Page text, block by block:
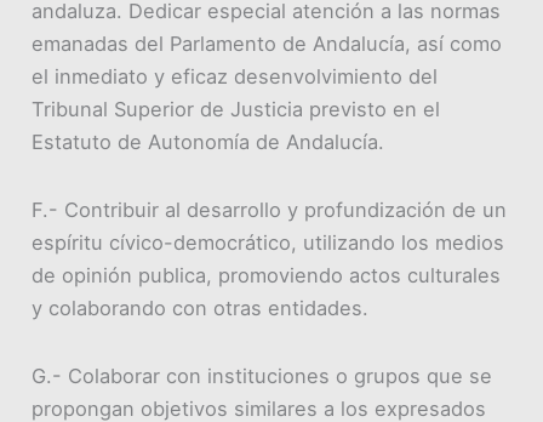
andaluza. Dedicar especial atención a las normas
emanadas del Parlamento de Andalucía, así como
el inmediato y eficaz desenvolvimiento del
Tribunal Superior de Justicia previsto en el
Estatuto de Autonomía de Andalucía.
F.- Contribuir al desarrollo y profundización de un
espíritu cívico-democrático, utilizando los medios
de opinión publica, promoviendo actos culturales
y colaborando con otras entidades.
G.- Colaborar con instituciones o grupos que se
propongan objetivos similares a los expresados